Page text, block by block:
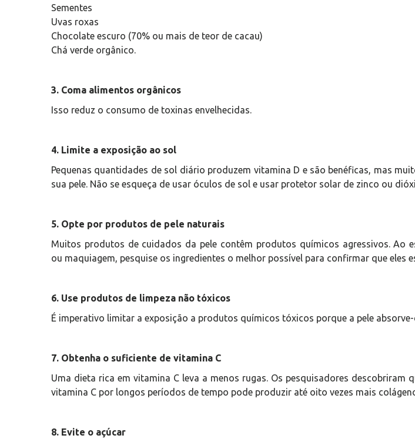
Sementes
Uvas roxas
Chocolate escuro (70% ou mais de teor de cacau)
Chá verde orgânico.
3. Coma alimentos orgânicos
Isso reduz o consumo de toxinas envelhecidas.
4. Limite a exposição ao sol
Pequenas quantidades de sol diário produzem vitamina D e são benéficas, mas
sua pele. Não se esqueça de usar óculos de sol e usar protetor solar de zinco ou
5. Opte por produtos de pele naturais
Muitos produtos de cuidados da pele contêm produtos químicos agressivos. Ao
ou maquiagem, pesquise os ingredientes o melhor possível para confirmar que eles
6. Use produtos de limpeza não tóxicos
É imperativo limitar a exposição a produtos químicos tóxicos porque a pele
7. Obtenha o suficiente de vitamina C
Uma dieta rica em vitamina C leva a menos rugas. Os pesquisadores descobriram
vitamina C por longos períodos de tempo pode produzir até oito vezes mais
8. Evite o açúcar